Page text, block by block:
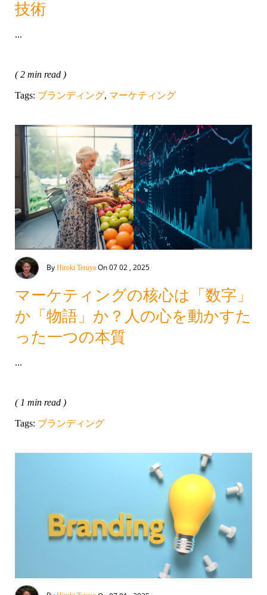
技術
...
( 2 min read )
Tags: ブランディング, マーケティング
By Hiroki Teruya On 07 02 , 2025
マーケティングの核心は「数字」
か「物語」か？人の心を動かすた
った一つの本質
...
( 1 min read )
Tags: ブランディング